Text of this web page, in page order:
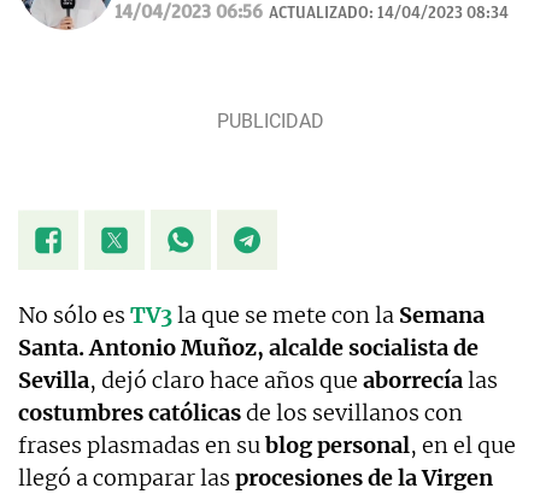
14/04/2023 06:56 ACTUALIZADO: 14/04/2023 08:34
No sólo es TV3la que se mete con la Semana
Santa.Antonio Muñoz, alcalde socialista de
Sevilla, dejó claro hace años que aborrecíalas
costumbres católicasde los sevillanos con
frases plasmadas en sublog personal, en el que
llegó a comparar las procesiones de la Virgen